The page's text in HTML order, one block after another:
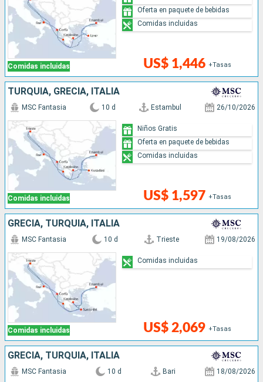
Comidas incluidas US$ 1,446 +Tasas
Oferta en paquete de bebidas
Comidas incluidas
TURQUÍA, GRECIA, ITALIA
Comidas incluidas
MSC Fantasia 10 d Estambul 26/10/2026
US$ 1,597 +Tasas
Niños Gratis
Oferta en paquete de bebidas
Comidas incluidas
GRECIA, TURQUÍA, ITALIA
Comidas incluidas
MSC Fantasia 10 d Trieste 19/08/2026
US$ 2,069 +Tasas
Comidas incluidas
GRECIA, TURQUÍA, ITALIA
MSC Fantasia 10 d Bari 18/08/2026